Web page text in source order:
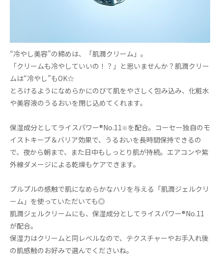
“冷やし美容”の締めは、「肌潤クリーム」。
「クリームも冷やしていいの！？」と思いませんか？肌潤クリー
ムは“冷やし”もOK☆
とろけるようになめらかにのびて肌をやさしく包み込み、化粧水
や美容液のうるおいを閉じ込めてくれます。
保湿成分としてライスパワー®No.11 ※を配合。コーセー独自のモ
イストキープ＆バリア効果で、うるおいを長時間保持できるの
で、夜から朝まで、また日中もしっとり肌が持続。エアコンや紫
外線ダメージによる乾燥もケアできます。
プルプルの感触で肌になめらかなハリを与える「肌潤ジェルクリ
ーム」を使っていただいても◎
肌潤ジェルクリームにも、保湿成分としてライスパワー®No.11
が配合。
保湿力はクリームと同レべルなので、テクスチャーやお手入れ後
の肌感触のお好みで選んでくださいね。